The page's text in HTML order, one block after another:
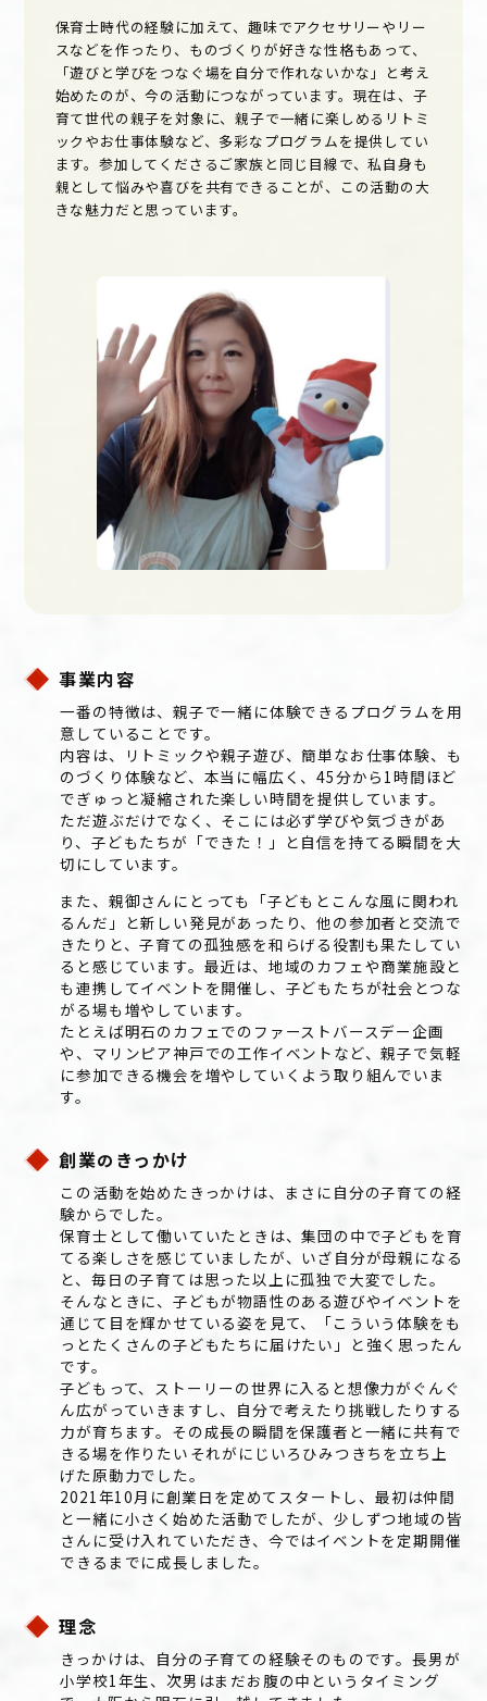
保育士時代の経験に加えて、趣味でアクセサリーやリー
スなどを作ったり、ものづくりが好きな性格もあって、
「遊びと学びをつなぐ場を自分で作れないかな」と考え
始めたのが、今の活動につながっています。現在は、子
育て世代の親子を対象に、親子で一緒に楽しめるリトミ
ックやお仕事体験など、多彩なプログラムを提供してい
ます。参加してくださるご家族と同じ目線で、私自身も
親として悩みや喜びを共有できることが、この活動の大
きな魅力だと思っています。
事業内容
一番の特徴は、親子で一緒に体験できるプログラムを用
意していることです。
内容は、リトミックや親子遊び、簡単なお仕事体験、も
のづくり体験など、本当に幅広く、45分から1時間ほど
でぎゅっと凝縮された楽しい時間を提供しています。
ただ遊ぶだけでなく、そこには必ず学びや気づきがあ
り、子どもたちが「できた！」と自信を持てる瞬間を大
切にしています。
また、親御さんにとっても「子どもとこんな風に関われ
るんだ」と新しい発見があったり、他の参加者と交流で
きたりと、子育ての孤独感を和らげる役割も果たしてい
ると感じています。最近は、地域のカフェや商業施設と
も連携してイベントを開催し、子どもたちが社会とつな
がる場も増やしています。
たとえば明石のカフェでのファーストバースデー企画
や、マリンピア神戸での工作イベントなど、親子で気軽
に参加できる機会を増やしていくよう取り組んでいま
す。
創業の きっかけ
この活動を始めたきっかけは、まさに自分の子育ての経
験からでした。
保育士として働いていたときは、集団の中で子どもを育
てる楽しさを感じていましたが、いざ自分が母親になる
と、毎日の子育ては思った以上に孤独で大変でした。
そんなときに、子どもが物語性のある遊びやイベントを
通じて目を輝かせている姿を見て、「こういう体験をも
っとたくさんの子どもたちに届けたい」と強く思ったん
です。
子どもって、ストーリーの世界に入ると想像力がぐんぐ
ん広がっていきますし、自分で考えたり挑戦したりする
力が育ちます。その成長の瞬間を保護者と一緒に共有で
きる場を作りたい――それがにじいろひみつきちを立ち上
げた原動力でした。
2021年10月に創業日を定めてスタートし、最初は仲間
と一緒に小さく始めた活動でしたが、少しずつ地域の皆
さんに受け入れていただき、今ではイベントを定期開催
できるまでに成長しました。
理念
きっかけは、自分の子育ての経験そのものです。長男が
小学校1年生、次男はまだお腹の中というタイミング